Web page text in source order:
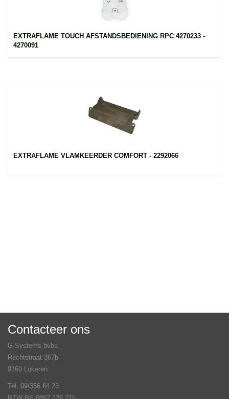
EXTRAFLAME TOUCH AFSTANDSBEDIENING RPC 4270233 -
4270091
EXTRAFLAME VLAMKEERDER COMFORT - 2292066
Contacteer ons
G-Systems bvba
Rechtstraat 367b
9160 Lokeren
Tel. 09/356.64.23